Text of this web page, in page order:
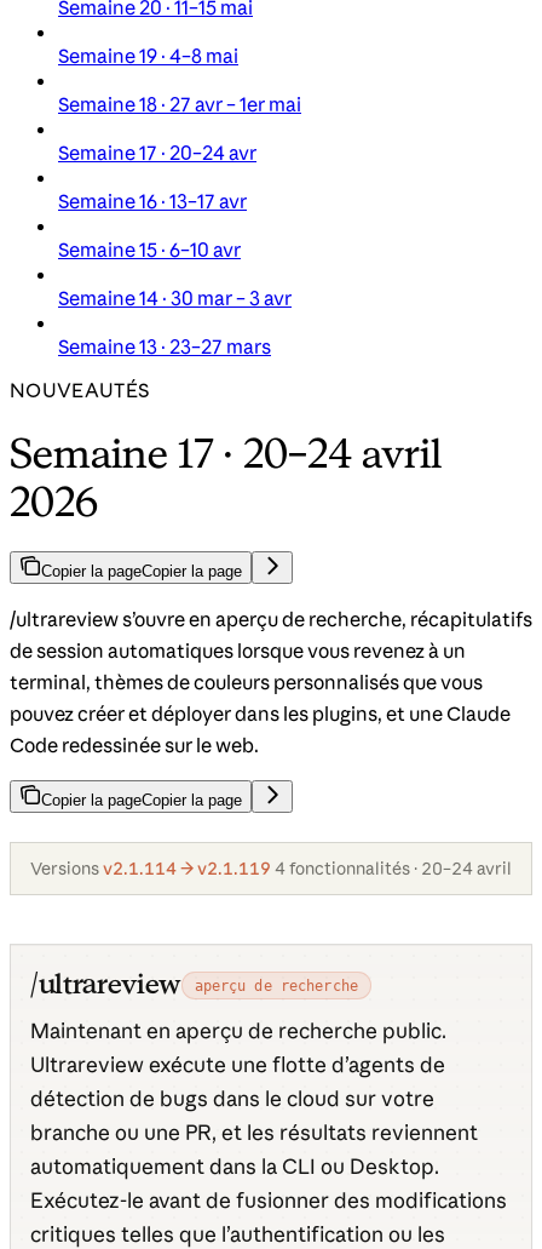
Semaine 20 · 11–15 mai
Semaine 19 · 4–8 mai
Semaine 18 · 27 avr – 1er mai
Semaine 17 · 20–24 avr
Semaine 16 · 13–17 avr
Semaine 15 · 6–10 avr
Semaine 14 · 30 mar – 3 avr
Semaine 13 · 23–27 mars
NOUVEAUTÉS
Semaine 17 · 20–24 avril
2026
Copier la pageCopier la page
/ultrareview s’ouvre en aperçu de recherche, récapitulatifs
de session automatiques lorsque vous revenez à un
terminal, thèmes de couleurs personnalisés que vous
pouvez créer et déployer dans les plugins, et une Claude
Code redessinée sur le web.
Copier la pageCopier la page
Versionsv2.1.114 → v2.1.119 4 fonctionnalités · 20–24 avril
/ultrareview aperçu de recherche
Maintenant en aperçu de recherche public.
Ultrareview exécute une flotte d’agents de
détection de bugs dans le cloud sur votre
branche ou une PR, et les résultats reviennent
automatiquement dans la CLI ou Desktop.
Exécutez-le avant de fusionner des modifications
critiques telles que l’authentification ou les